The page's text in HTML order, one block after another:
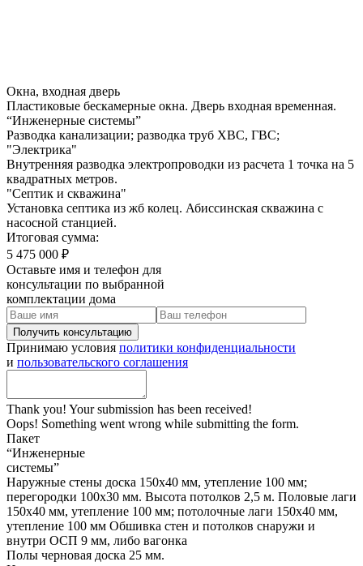
Окна, входная дверь
Пластиковые бескамерные окна. Дверь входная временная.
“Инженерные системы”
Разводка канализации; разводка труб ХВС, ГВС;
"Электрика"
Внутренняя разводка электропроводки из расчета 1 точка на 5
квадратных метров.
"Септик и скважина"
Установка септика из жб колец. Абиссинская скважина с
насосной станцией.
Итоговая сумма:
5 475 000 ₽
Оставьте имя и телефон для
консультации по выбранной
комплектации дома
Принимаю условия политики конфиденциальности
и пользовательского соглашения
Thank you! Your submission has been received!
Oops! Something went wrong while submitting the form.
Пакет
“Инженерные
системы”
Наружные стены доска 150х40 мм, утепление 100 мм;
перегородки 100х30 мм. Высота потолков 2,5 м. Половые лаги
150х40 мм, утепление 100 мм; потолочные лаги 150х40 мм,
утепление 100 мм Обшивка стен и потолков снаружи и
внутри ОСП 9 мм, либо вагонка
Полы черновая доска 25 мм.